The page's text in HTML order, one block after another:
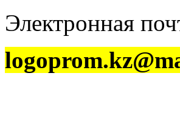
Электронная